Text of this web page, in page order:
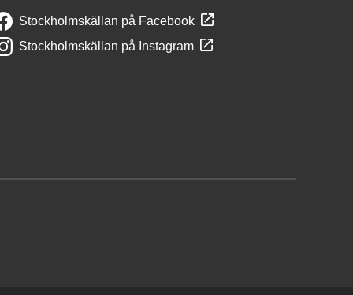
Stockholmskällan på Facebook
Stockholmskällan på Instagram